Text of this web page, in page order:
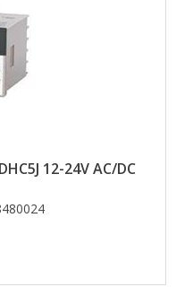
12-24V AC/DC